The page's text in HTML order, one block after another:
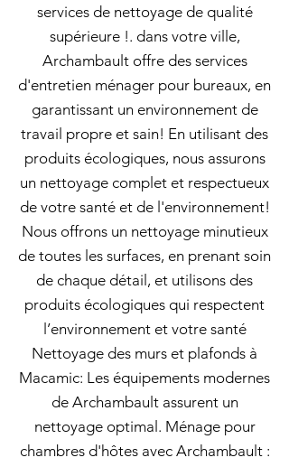
services de nettoyage de qualité
supérieure !. dans votre ville,
Archambault offre des services
d'entretien ménager pour bureaux, en
garantissant un environnement de
travail propre et sain! En utilisant des
produits écologiques, nous assurons
un nettoyage complet et respectueux
de votre santé et de l'environnement!
Nous offrons un nettoyage minutieux
de toutes les surfaces, en prenant soin
de chaque détail, et utilisons des
produits écologiques qui respectent
l’environnement et votre santé
Nettoyage des murs et plafonds à
Macamic: Les équipements modernes
de Archambault assurent un
nettoyage optimal. Ménage pour
chambres d'hôtes avec Archambault :